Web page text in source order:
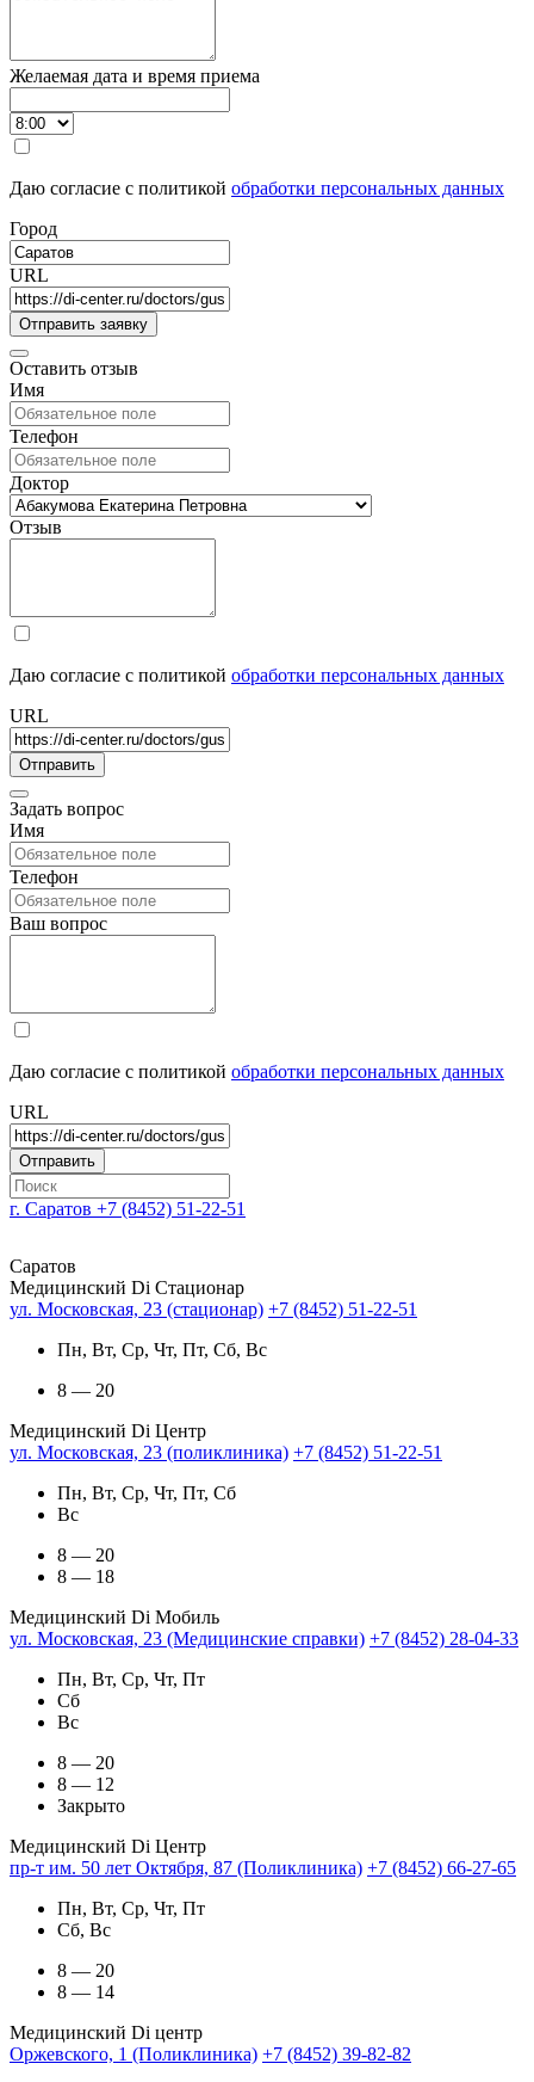
Желаемая дата и время приема
Даю согласие с политикой обработки персональных данных
Город
URL
Оставить отзыв
Имя
Телефон
Доктор
Отзыв
Даю согласие с политикой обработки персональных данных
URL
Задать вопрос
Имя
Телефон
Ваш вопрос
Даю согласие с политикой обработки персональных данных
URL
г. Саратов +7 (8452) 51-22-51
Саратов
Медицинский Di Стационар
ул. Московская, 23 (стационар) +7 (8452) 51-22-51
Пн, Вт, Ср, Чт, Пт, Сб, Вс
8 — 20
Медицинский Di Центр
ул. Московская, 23 (поликлиника) +7 (8452) 51-22-51
Пн, Вт, Ср, Чт, Пт, Сб
Вс
8 — 20
8 — 18
Медицинский Di Мобиль
ул. Московская, 23 (Медицинские справки) +7 (8452) 28-04-33
Пн, Вт, Ср, Чт, Пт
Сб
Вс
8 — 20
8 — 12
Закрыто
Медицинский Di Центр
пр-т им. 50 лет Октября, 87 (Поликлиника) +7 (8452) 66-27-65
Пн, Вт, Ср, Чт, Пт
Сб, Вс
8 — 20
8 — 14
Медицинский Di центр
Оржевского, 1 (Поликлиника) +7 (8452) 39-82-82